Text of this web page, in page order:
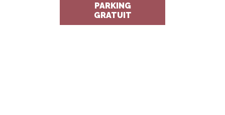
PARKING
GRATUIT